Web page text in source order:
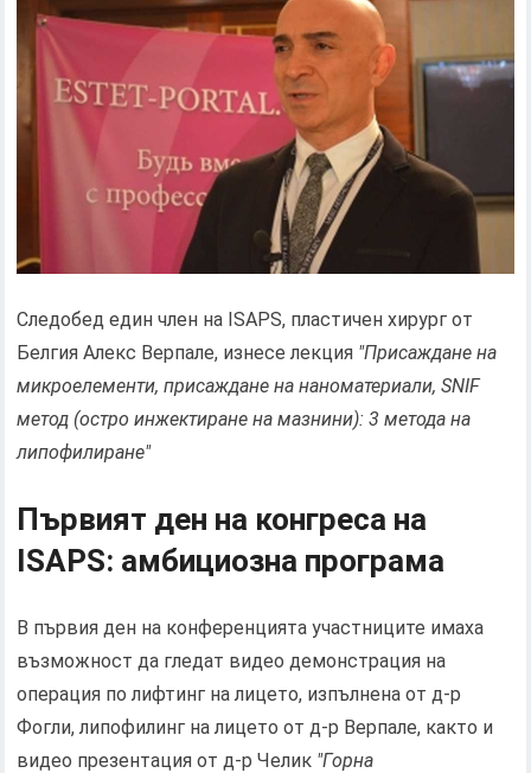
Следобед един член на ISAPS, пластичен хирург от
Белгия Алекс Верпале, изнесе лекция "Присаждане на
микроелементи, присаждане на наноматериали, SNIF
метод (остро инжектиране на мазнини): 3 метода на
липофилиране"
Първият ден на конгреса на
ISAPS: амбициозна програма
В първия ден на конференцията участниците имаха
възможност да гледат видео демонстрация на
операция по лифтинг на лицето, изпълнена от д-р
Фогли, липофилинг на лицето от д-р Верпале, както и
видео презентация от д-р Челик "Горна